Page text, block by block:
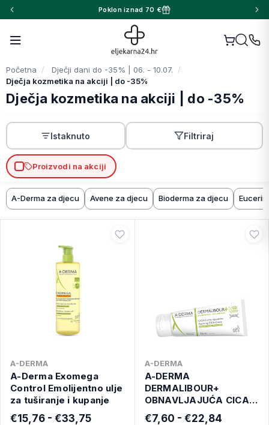
Poklon iznad 70 €
Početna
Dječji dani do -35% | 06. - 10.07.
Dječja kozmetika na akciji | do -35%
Dječja kozmetika na akciji | do -35%
Istaknuto Filtriraj
Proizvodi na akciji
A-Derma za djecu Avene za djecu Bioderma za djecu
A-DERMA
A-Derma Exomega
Control Emolijentno ulje
za tuširanje i kupanje
€15,76 - €33,75
A-DERMA
A-DERMA
DERMALIBOUR+
OBNAVLJAJUĆA CICA
KREMA
€7,60 - €22,84